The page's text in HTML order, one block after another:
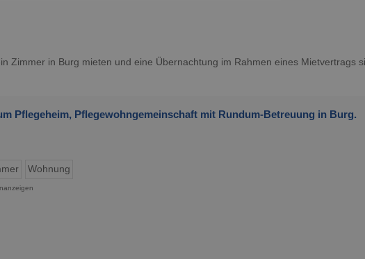
Zimmer in Burg mieten und eine Übernachtung im Rahmen eines Mietvertrags
Pflegeheim, Pflegewohngemeinschaft mit Rundum-Betreuung in Burg.
Wohnung